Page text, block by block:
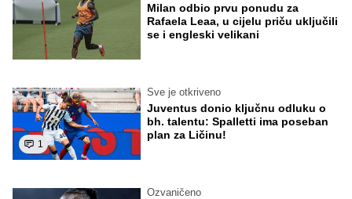
Milan odbio prvu ponudu za
Rafaela Leaa, u cijelu priču uključili
se i engleski velikani
1
Sve je otkriveno
Juventus donio ključnu odluku o
bh. talentu: Spalletti ima poseban
plan za Ličinu!
Ozvaničeno